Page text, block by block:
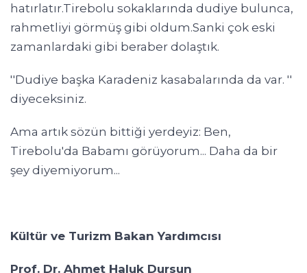
hatırlatır.Tirebolu sokaklarında dudiye bulunca,
rahmetliyi görmüş gibi oldum.Sanki çok eski
zamanlardaki gibi beraber dolaştık.
''Dudiye başka Karadeniz kasabalarında da var. ''
diyeceksiniz.
Ama artık sözün bittiği yerdeyiz: Ben,
Tirebolu'da Babamı görüyorum... Daha da bir
şey diyemiyorum...
Kültür ve Turizm Bakan Yardımcısı
Prof. Dr. Ahmet Haluk Dursun